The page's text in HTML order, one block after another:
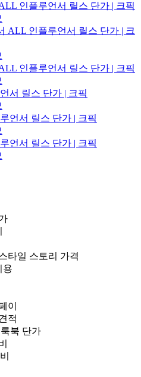
인플루언서 릴스 단가 | 크픽
ALL 인플루언서 릴스 단가 | 크
인플루언서 릴스 단가 | 크픽
서 릴스 단가 | 크픽
언서 릴스 단가 | 크픽
언서 릴스 단가 | 크픽
타일 스토리 가격
용
이
적
북 단가